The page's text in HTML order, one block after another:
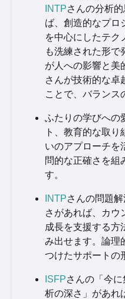
INTPさんの分析
ば、創造的なプロ
を中心にしたテク
も洗練された形で
が人への影響と美
さんが技術的な卓
ことで、バランス
ふたりの学びへの
ト、教育的な取
いのアプローチを
問的な正確さを組
す。
INTPさんの問題解
さがあれば、カウ
成長を支援する方
み出せます。論理
つけたサポートの
ISFPさんの「今
析の深さ」があれ